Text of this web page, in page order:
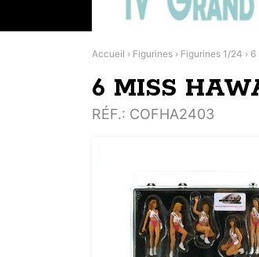
Accueil › Figurines › Figurines 1/24 › 6
6 MISS
RÉF.: COFHA2403